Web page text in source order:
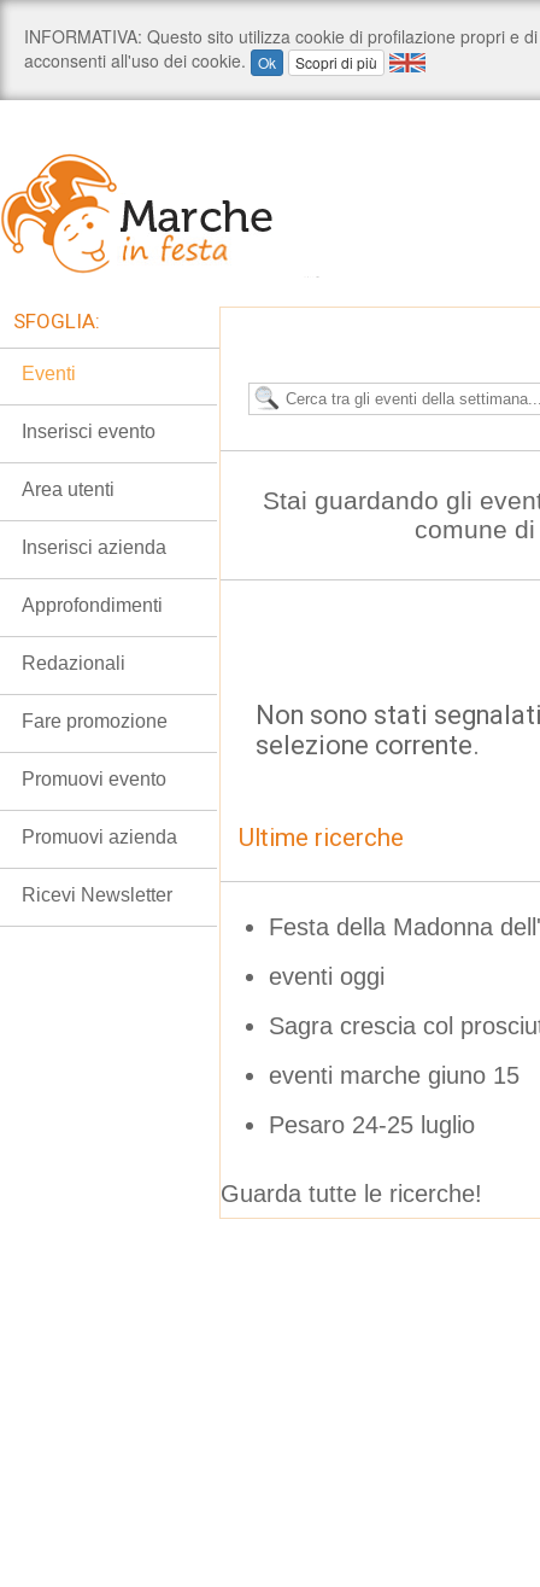
Stai guardando gli
comune
Non sono stati
selezione corrente.
Ultime ricerche
Festa della Madonna
eventi oggi
Sagra crescia col
eventi marche giuno 15
Pesaro 24-25 luglio
Guarda tutte le ricerche!
SFOGLIA:
Eventi
Inserisci evento
Area utenti
Inserisci azienda
Approfondimenti
Redazionali
Fare promozione
Promuovi evento
Promuovi azienda
Ricevi Newsletter